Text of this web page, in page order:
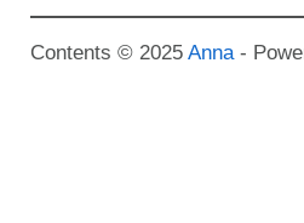
Contents © 2025 Anna-